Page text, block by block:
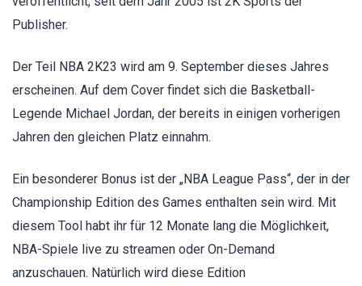
Publisher.
Der Teil NBA 2K23 wird am 9. September dieses Jahres
erscheinen. Auf dem Cover findet sich die Basketball-
Legende Michael Jordan, der bereits in einigen vorherigen
Jahren den gleichen Platz einnahm.
Ein besonderer Bonus ist der „NBA League Pass“, der in der
Championship Edition des Games enthalten sein wird. Mit
diesem Tool habt ihr für 12 Monate lang die Möglichkeit,
NBA-Spiele live zu streamen oder On-Demand
anzuschauen. Natürlich wird diese Edition